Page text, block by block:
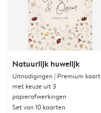
Natuurlijk huwelijk
Uitnodigingen | Premium kaart
met keuze uit 3
papierafwerkingen
Set van 10 kaarten